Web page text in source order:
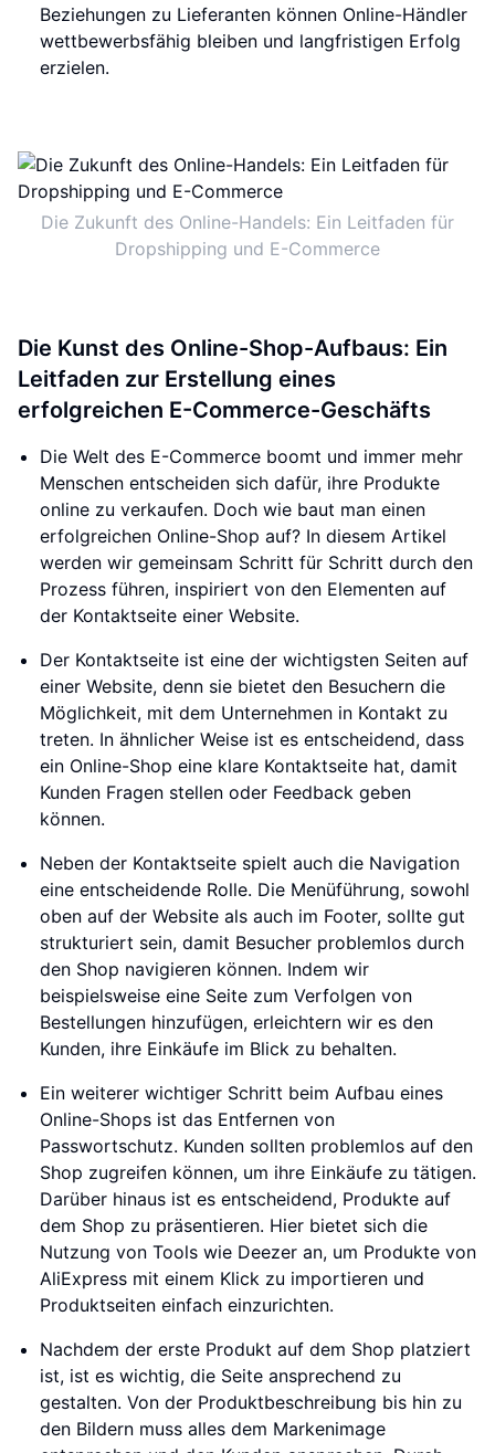
Beziehungen zu Lieferanten können Online-Händler
wettbewerbsfähig bleiben und langfristigen Erfolg
erzielen.
Die Zukunft des Online-Handels: Ein Leitfaden für
Dropshipping und E-Commerce
Die Kunst des Online-Shop-Aufbaus: Ein
Leitfaden zur Erstellung eines
erfolgreichen E-Commerce-Geschäfts
Die Welt des E-Commerce boomt und immer mehr
Menschen entscheiden sich dafür, ihre Produkte
online zu verkaufen. Doch wie baut man einen
erfolgreichen Online-Shop auf? In diesem Artikel
werden wir gemeinsam Schritt für Schritt durch den
Prozess führen, inspiriert von den Elementen auf
der Kontaktseite einer Website.
Der Kontaktseite ist eine der wichtigsten Seiten auf
einer Website, denn sie bietet den Besuchern die
Möglichkeit, mit dem Unternehmen in Kontakt zu
treten. In ähnlicher Weise ist es entscheidend, dass
ein Online-Shop eine klare Kontaktseite hat, damit
Kunden Fragen stellen oder Feedback geben
können.
Neben der Kontaktseite spielt auch die Navigation
eine entscheidende Rolle. Die Menüführung, sowohl
oben auf der Website als auch im Footer, sollte gut
strukturiert sein, damit Besucher problemlos durch
den Shop navigieren können. Indem wir
beispielsweise eine Seite zum Verfolgen von
Bestellungen hinzufügen, erleichtern wir es den
Kunden, ihre Einkäufe im Blick zu behalten.
Ein weiterer wichtiger Schritt beim Aufbau eines
Online-Shops ist das Entfernen von
Passwortschutz. Kunden sollten problemlos auf den
Shop zugreifen können, um ihre Einkäufe zu tätigen.
Darüber hinaus ist es entscheidend, Produkte auf
dem Shop zu präsentieren. Hier bietet sich die
Nutzung von Tools wie Deezer an, um Produkte von
AliExpress mit einem Klick zu importieren und
Produktseiten einfach einzurichten.
Nachdem der erste Produkt auf dem Shop platziert
ist, ist es wichtig, die Seite ansprechend zu
gestalten. Von der Produktbeschreibung bis hin zu
den Bildern muss alles dem Markenimage